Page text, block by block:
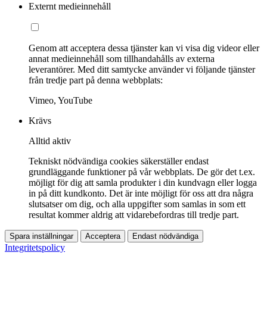
Externt medieinnehåll
Genom att acceptera dessa tjänster kan vi visa dig videor eller
annat medieinnehåll som tillhandahålls av externa
leverantörer. Med ditt samtycke använder vi följande tjänster
från tredje part på denna webbplats:
Vimeo, YouTube
Krävs
Alltid aktiv
Tekniskt nödvändiga cookies säkerställer endast
grundläggande funktioner på vår webbplats. De gör det t.ex.
möjligt för dig att samla produkter i din kundvagn eller logga
in på ditt kundkonto. Det är inte möjligt för oss att dra några
slutsatser om dig, och alla uppgifter som samlas in som ett
resultat kommer aldrig att vidarebefordras till tredje part.
Spara inställningar Acceptera Endast nödvändiga
Integritetspolicy